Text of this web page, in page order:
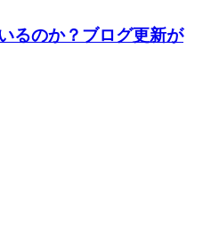
るのか？ブログ更新が